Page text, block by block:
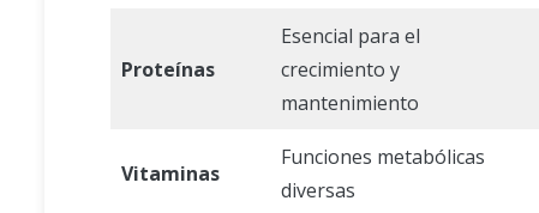
Proteínas
Esencial para el
crecimiento y
mantenimiento
Vitaminas
Funciones metabólicas
diversas